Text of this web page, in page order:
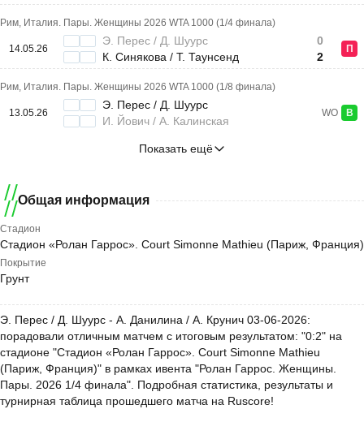
Рим, Италия. Пары. Женщины 2026 WTA 1000 (1/4 финала)
14.05.26
Э. Перес / Д. Шуурс
К. Синякова / Т. Таунсенд
0
2
П
Рим, Италия. Пары. Женщины 2026 WTA 1000 (1/8 финала)
13.05.26
Э. Перес / Д. Шуурс
И. Йович / А. Калинская
WO В
Показать ещё
Общая информация
Стадион
Стадион «Ролан Гаррос». Court Simonne Mathieu (Париж, Франция)
Покрытие
Грунт
Э. Перес / Д. Шуурс - А. Данилина / А. Крунич 03-06-2026:
порадовали отличным матчем с итоговым результатом: "0:2" на
стадионе "Стадион «Ролан Гаррос». Court Simonne Mathieu
(Париж, Франция)" в рамках ивента "Ролан Гаррос. Женщины.
Пары. 2026 1/4 финала". Подробная статистика, результаты и
турнирная таблица прошедшего матча на Ruscore!